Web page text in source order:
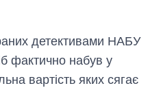
детективами НАБУ
фактично набув у
вартість яких сягає